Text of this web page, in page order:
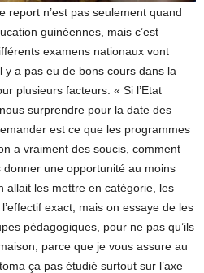
report n’est pas seulement quand
guinéennes, mais c’est
examens nationaux vont
y a pas eu de bons cours dans la
plusieurs facteurs. « Si l’Etat
surprendre pour la date des
est ce que les programmes
a vraiment des soucis, comment
une opportunité au moins
allait les mettre en catégorie, les
exact, mais on essaye de les
pédagogiques, pour ne pas qu’ils
parce que je vous assure au
ça pas étudié surtout sur l’axe